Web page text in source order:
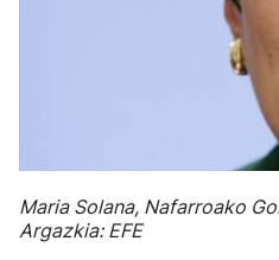
Maria Solana, Nafarroako
Argazkia: EFE